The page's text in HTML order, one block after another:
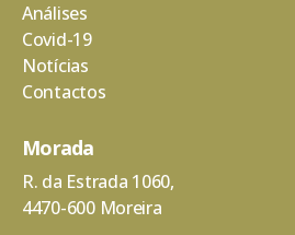
Análises
Covid-19
Notícias
Contactos
Morada
R. da Estrada 1060,
4470-600 Moreira